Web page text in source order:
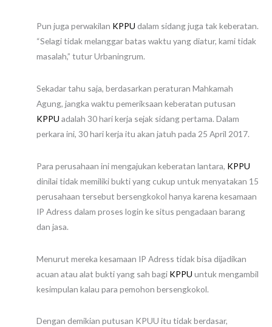
Pun juga perwakilan KPPU dalam sidang juga tak keberatan.
“Selagi tidak melanggar batas waktu yang diatur, kami tidak
masalah,” tutur Urbaningrum.
Sekadar tahu saja, berdasarkan peraturan Mahkamah
Agung, jangka waktu pemeriksaan keberatan putusan
KPPU adalah 30 hari kerja sejak sidang pertama. Dalam
perkara ini, 30 hari kerja itu akan jatuh pada 25 April 2017.
Para perusahaan ini mengajukan keberatan lantara, KPPU
dinilai tidak memiliki bukti yang cukup untuk menyatakan 15
perusahaan tersebut bersengkokol hanya karena kesamaan
IP Adress dalam proses login ke situs pengadaan barang
dan jasa.
Menurut mereka kesamaan IP Adress tidak bisa dijadikan
acuan atau alat bukti yang sah bagi KPPU untuk mengambil
kesimpulan kalau para pemohon bersengkokol.
Dengan demikian putusan KPUU itu tidak berdasar,